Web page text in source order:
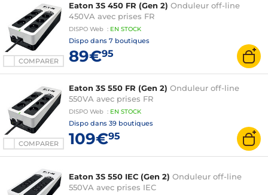
COMPARER
Eaton 3S 450 FR (Gen 2) Onduleur off-line
450VA avec prises FR
DISPO Web : EN STOCK
Dispo dans 7 boutiques
89€95
COMPARER
Eaton 3S 550 FR (Gen 2) Onduleur off-line
550VA avec prises FR
DISPO Web : EN STOCK
Dispo dans 39 boutiques
109€95
Eaton 3S 550 IEC (Gen 2) Onduleur off-line
550VA avec prises IEC